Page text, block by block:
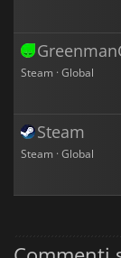
Steam · Global
Steam
Steam · Global